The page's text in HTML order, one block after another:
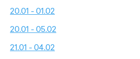
20.01 - 01.02
20.01 - 05.02
21.01 - 04.02